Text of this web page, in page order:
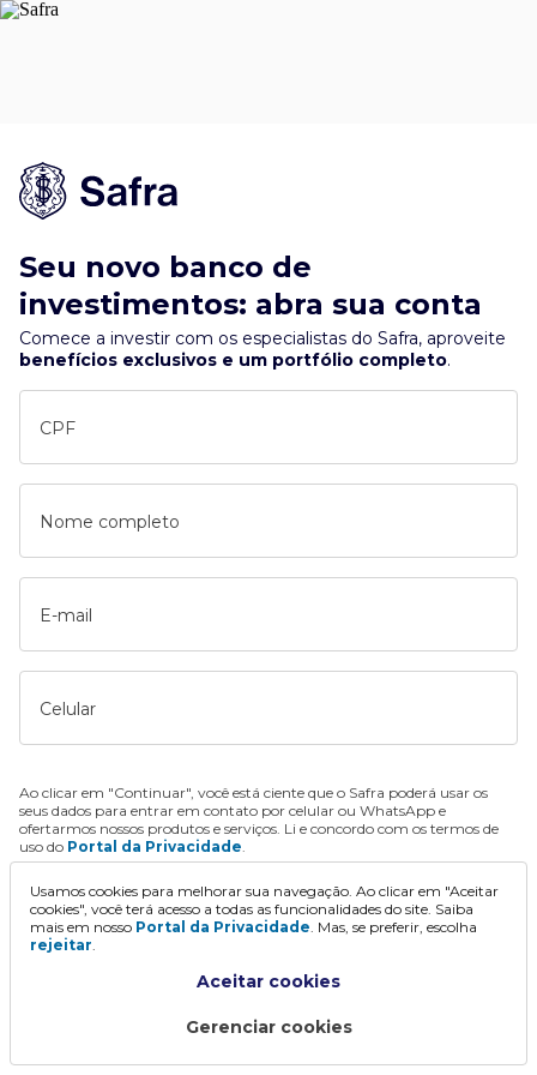
Seu novo banco de
investimentos: abra sua conta
Comece a investir com os especialistas do Safra, aproveite
benefícios exclusivos e um portfólio completo.
CPF
Nome completo
E-mail
Celular
Ao clicar em "Continuar", você está ciente que o Safra poderá usar os
seus dados para entrar em contato por celular ou WhatsApp e
ofertarmos nossos produtos e serviços. Li e concordo com os termos de
uso do Portal da Privacidade.
Continuar
Usamos cookies para melhorar sua navegação. Ao clicar em "Aceitar
cookies", você terá acesso a todas as funcionalidades do site. Saiba
mais em nosso Portal da Privacidade. Mas, se preferir, escolha
rejeitar.
Aceitar cookies
Gerenciar cookies